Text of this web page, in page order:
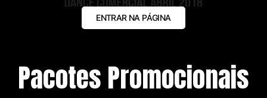
ENTRAR NA PÁGINA
Pacotes Promocionais